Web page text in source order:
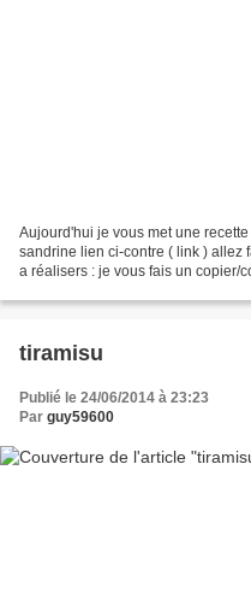
Aujourd'hui je vous met une
sandrine lien ci-contre ( link ) allez
a réalisers : je vous fais un copier/
tiramisu
Publié le 24/06/2014 à 23:23
Par guy59600